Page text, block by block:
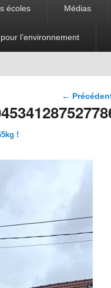
écoles Médias
l’environnement
←
!